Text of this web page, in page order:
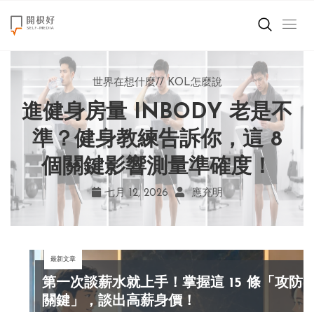
來點正能量
世界在想什麼
創造美好生活
小孩不是噩夢
職場商業經濟
影片專區
關於我們
世界在想什麼//地球村發生的事
AI 複製吉卜力畫風引爭議！
宮崎駿用七年證明：人腦創
作仍無可取代
七月 19, 2026 菲利浦．科特勒
來點正能量//與自己和解
別讓過去的榮耀嘲笑現在！
學會捨棄獎盃，活出當下的
真實幸福
七月 17, 2026 亞瑟．布魯克斯
來點正能量//女力至上
改變不用驚天動地！《米娜
家的星期六》看小女孩如何
勇敢跨出第一步
七月 22, 2026 不正田心
世界在想什麼//KOL怎麼說
進健身房量 INBODY 老是不
準？健身教練告訴你，這 8
個關鍵影響測量準確度！
七月 12, 2026 應充明
第一次談薪水就上手！掌握這 15 條「攻防
關鍵」，談出高薪身價！
最新文章